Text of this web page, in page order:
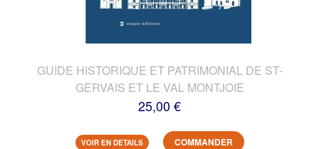
GUIDE HISTORIQUE ET PATRIMONIAL DE ST-
GERVAIS ET LE VAL MONTJOIE
25,00 €
VOIR EN DETAILS COMMANDER